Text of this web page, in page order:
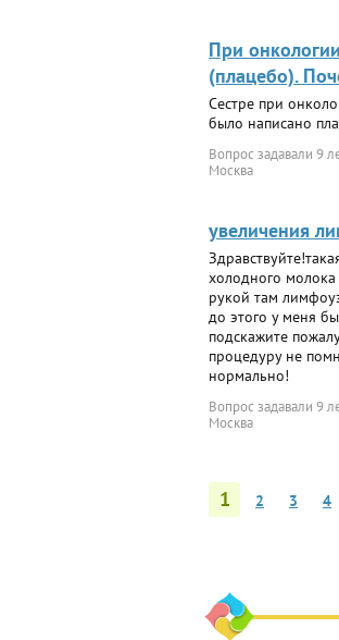
При
(плацебо).
Сестре при
было написано
Вопрос задавали 9
Москва
увеличения
холодного
рукой там
до этого у меня
подскажите
процедуру не
нормально!
Вопрос задавали 9
Москва
1 2 3 4